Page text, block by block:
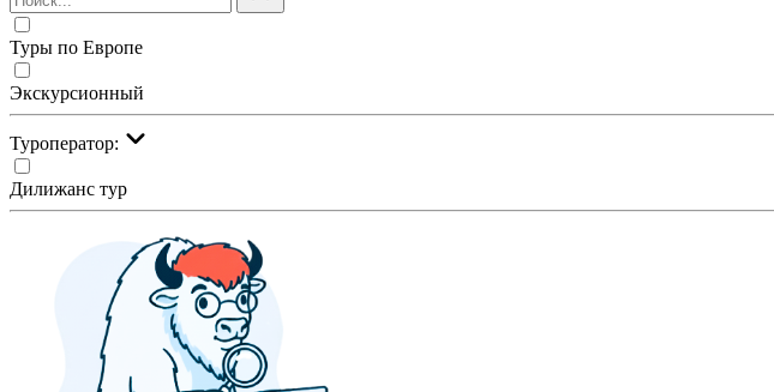
Туры по Европе
Экскурсионный
Туроператор:
Дилижанс тур